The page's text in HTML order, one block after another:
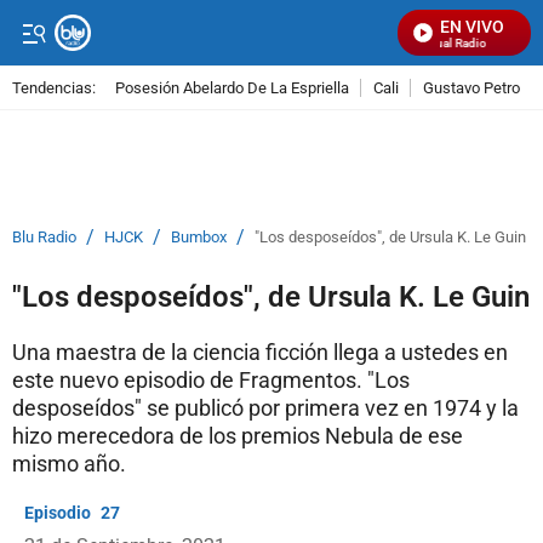
EN VIVO
Señal Visual Radio
Tendencias: Posesión Abelardo De La Espriella Cali Gustavo Petro
Blu Radio / HJCK / Bumbox / "Los desposeídos", de Ursula K. Le Guin
"Los desposeídos", de Ursula K. Le Guin
Una maestra de la ciencia ficción llega a ustedes en
este nuevo episodio de Fragmentos. "Los
desposeídos" se publicó por primera vez en 1974 y la
hizo merecedora de los premios Nebula de ese
mismo año.
27